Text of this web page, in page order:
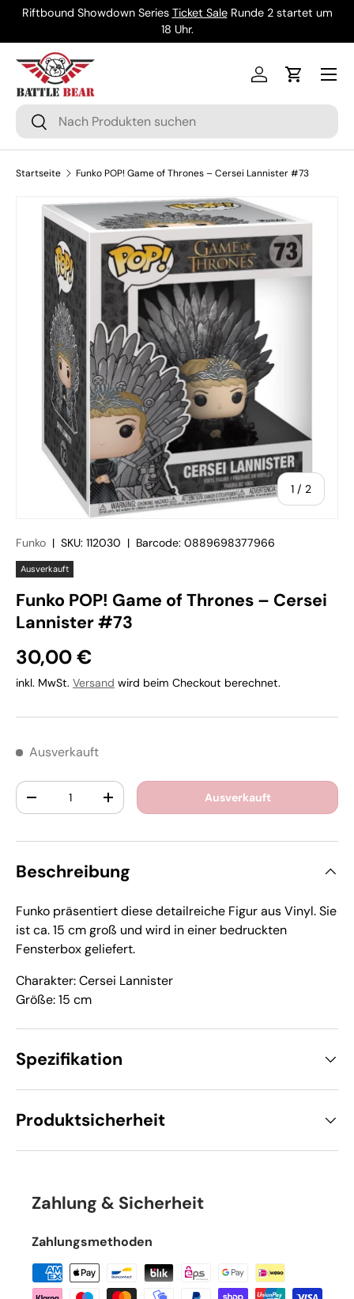
Riftbound Showdown Series Ticket SaleRunde 2 startet um
18 Uhr.
Suchen
Suchen
Einloggen
Menü
Startseite Funko POP! Game of Thrones – Cersei Lannister #73
1 / von
2
Funko | SKU: 112030 | Barcode: 0889698377966
Ausverkauft
Funko POP! Game of Thrones – Cersei
Lannister #73
30,00 €
inkl. MwSt. Versand wird beim Checkout berechnet.
Ausverkauft
Anzahl
-
+ Ausverkauft
Beschreibung
Funko präsentiert diese detailreiche Figur aus Vinyl. Sie
ist ca. 15 cm groß und wird in einer bedruckten
Fensterbox geliefert.
Charakter: Cersei Lannister
Größe: 15 cm
Spezifikation
Produktsicherheit
Zahlung & Sicherheit
Zahlungsmethoden